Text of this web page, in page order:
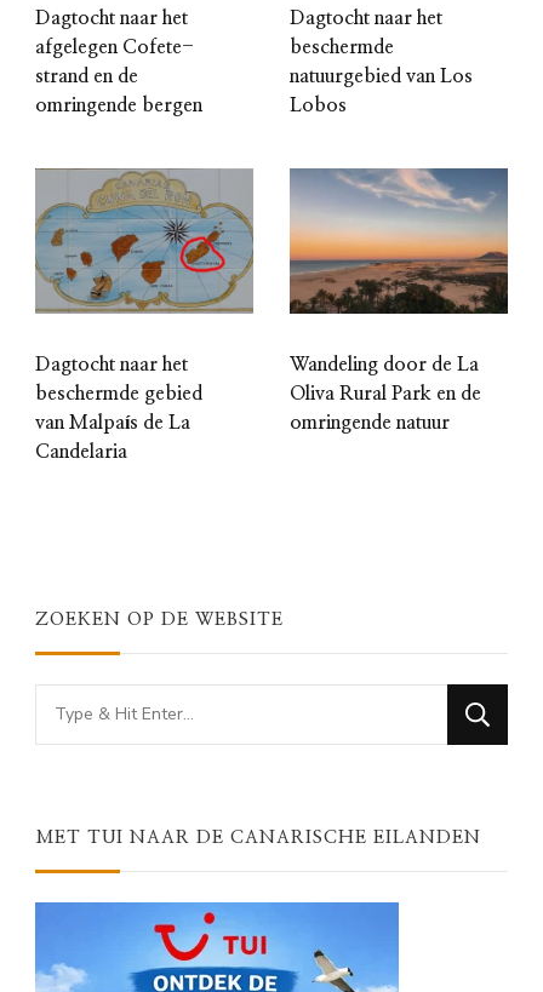
Dagtocht naar het
afgelegen Cofete-
strand en de
omringende bergen
Dagtocht naar het
beschermde
natuurgebied van Los
Lobos
Dagtocht naar het
beschermde gebied
van Malpaís de La
Candelaria
Wandeling door de La
Oliva Rural Park en de
omringende natuur
ZOEKEN OP DE WEBSITE
Looking
for
MET TUI NAAR DE CANARISCHE EILANDEN